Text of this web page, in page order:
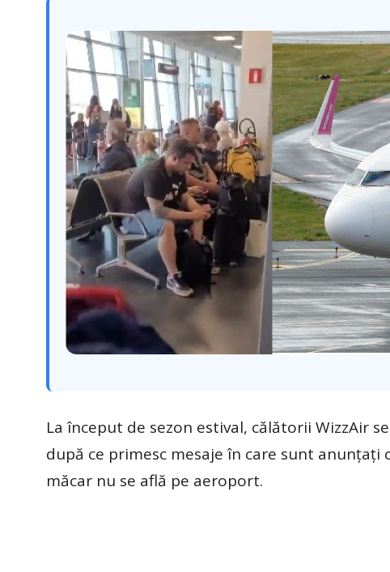
La început de sezon estival, călătorii WizzAir
după ce primesc mesaje în care sunt
măcar nu se află pe aeroport.